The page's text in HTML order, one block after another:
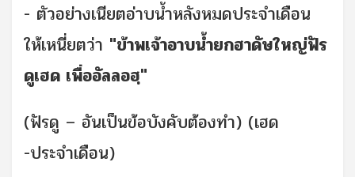
- ตัวอย่างเนียตอ่าบน้ำหลังหมดประจำเดือน
ให้เหนี่ยตว่า "ข้าพเจ้าอาบน้ำยกฮาดัษใหญ่ฟัร
ดูเฮด เพื่ออัลลอฮฺ"
(ฟัรดู – อันเป็นข้อบังคับต้องทำ) (เฮด
-ประจำเดือน)